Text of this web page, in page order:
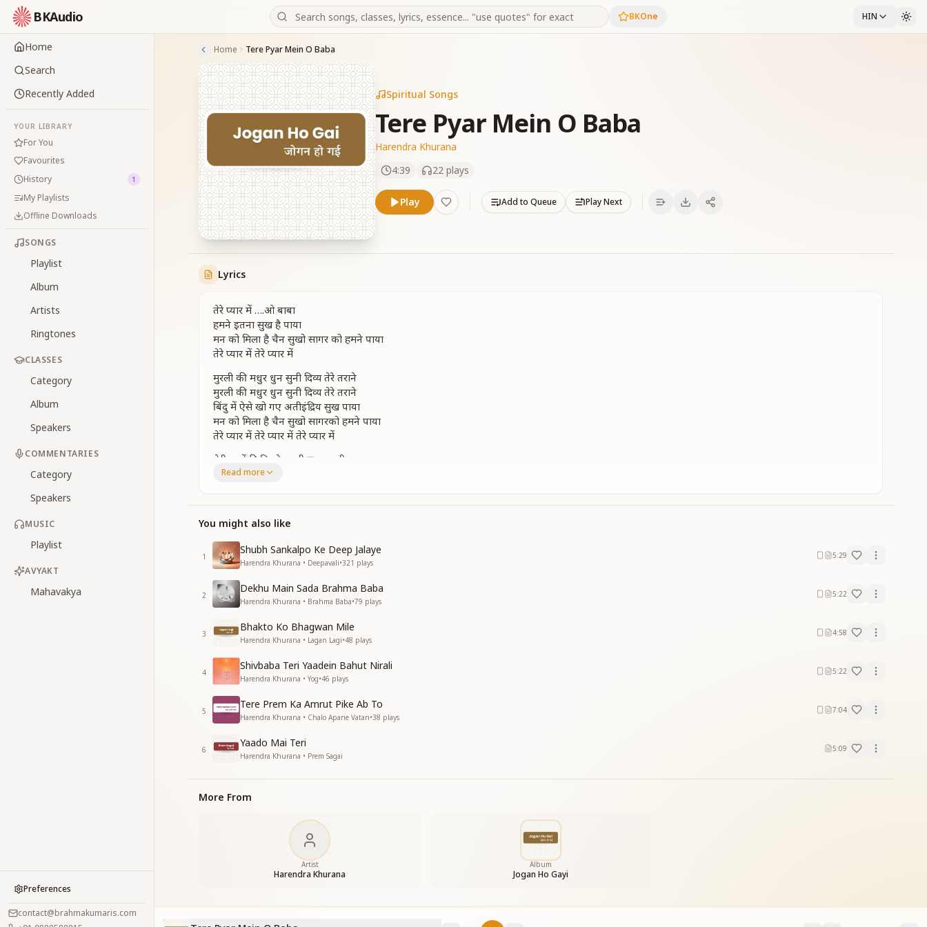
BKAudio BKOne HIN
Home
Search
Recently Added
YOUR LIBRARY
For You
Favourites
History
1
My Playlists
Offline Downloads
SONGS
Playlist
Album
Artists
Ringtones
CLASSES
Category
Album
Speakers
COMMENTARIES
Category
Speakers
MUSIC
Playlist
AVYAKT
Mahavakya
Preferences
contact@brahmakumaris.com
Home Tere Pyar Mein O Baba
Spiritual Songs
Tere Pyar Mein O Baba
Harendra Khurana
4:39
22 plays
Play Add to Queue Play Next
Lyrics
तेरे प्यार में ….ओ बाबा
हमने इतना सुख है पाया
मन को मिला है चैन सुखो सागर को हमने पाया
तेरे प्यार में तेरे प्यार में
मुरली की मधुर धुन सुनी दिव्य तेरे तराने
मुरली की मधुर धुन सुनी दिव्य तेरे तराने
बिंदु में ऐसे खो गए अतीइंद्रिय सुख पाया
मन को मिला है चैन सुखो सागरको हमने पाया
तेरे प्यार में तेरे प्यार में तेरे प्यार में
तेरी यादोंकी किरने बरसी ज्ञानका दीप जलाया
तेरी यादोंकी किरने बरसी ज्ञानका दीप जलाया
मन को मिला है चैन सुखो सागर को हमने पाया
तेरे प्यार में
तेरे प्यार में
तेरे प्यार में तेरे प्यार में
_________
Read more
You might also like
1
Shubh Sankalpo Ke Deep Jalaye
Harendra Khurana • Deepavali•321 plays
5:29
2
Dekhu Main Sada Brahma Baba
Harendra Khurana • Brahma Baba•79 plays
5:22
3
Bhakto Ko Bhagwan Mile
Harendra Khurana • Lagan Lagi•48 plays
4:58
4
Shivbaba Teri Yaadein Bahut Nirali
Harendra Khurana • Yog•46 plays
5:22
5
Tere Prem Ka Amrut Pike Ab To
Harendra Khurana • Chalo Apane Vatan•38 plays
7:04
6
Yaado Mai Teri
Harendra Khurana • Prem Sagai
5:09
More From
Artist
Harendra Khurana
Album
Jogan Ho Gayi